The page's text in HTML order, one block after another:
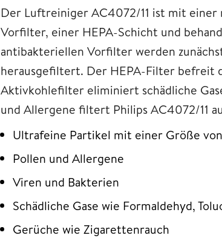
Der Luftreiniger AC4072/11 ist mit
Vorfilter, einer HEPA-Schicht und
antibakteriellen Vorfilter werden
herausgefiltert. Der HEPA-Filter befreit
Aktivkohlefilter eliminiert schädliche
und Allergene filtert Philips AC4072/11
Ultrafeine Partikel mit einer Größe
Pollen und Allergene
Viren und Bakterien
Schädliche Gase wie Formaldehyd,
Gerüche wie Zigarettenrauch